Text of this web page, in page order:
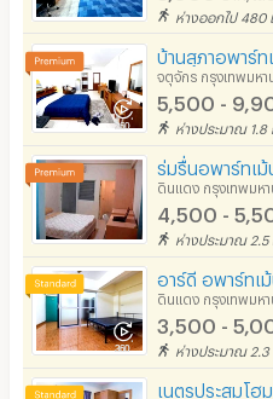
ห่างออกไป 480
บ้านสุภาอพาร์ท
จตุจักร กรุงเทพมหา
5,500 -
ห่างประมาณ 1.8
ร่มรื่นอพาร์ทเม้
ดินแดง กรุงเทพมห
4,500 -
ห่างประมาณ 2.5
อาร์ดี อพาร์ทเ
ดินแดง กรุงเทพมห
3,500 -
ห่างประมาณ 2.3
เนตรประสมโฮ